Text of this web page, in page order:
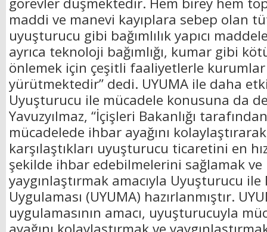
maddi ve manevi kayıplara sebep olan
uyuşturucu gibi bağımlılık yapıcı
ayrıca teknoloji bağımlığı, kumar gibi
önlemek için çeşitli faaliyetlerle kurumlar
yürütmektedir” dedi. UYUMA ile daha
Uyuşturucu ile mücadele konusuna da
Yavuzyılmaz, “İçişleri Bakanlığı
mücadelede ihbar ayağını
karşılaştıkları uyuşturucu ticaretini en
şekilde ihbar edebilmelerini sağlamak ve
yaygınlaştırmak amacıyla Uyuşturucu
Uygulaması (UYUMA) hazırlanmıştır.
uygulamasının amacı, uyuşturucuyla